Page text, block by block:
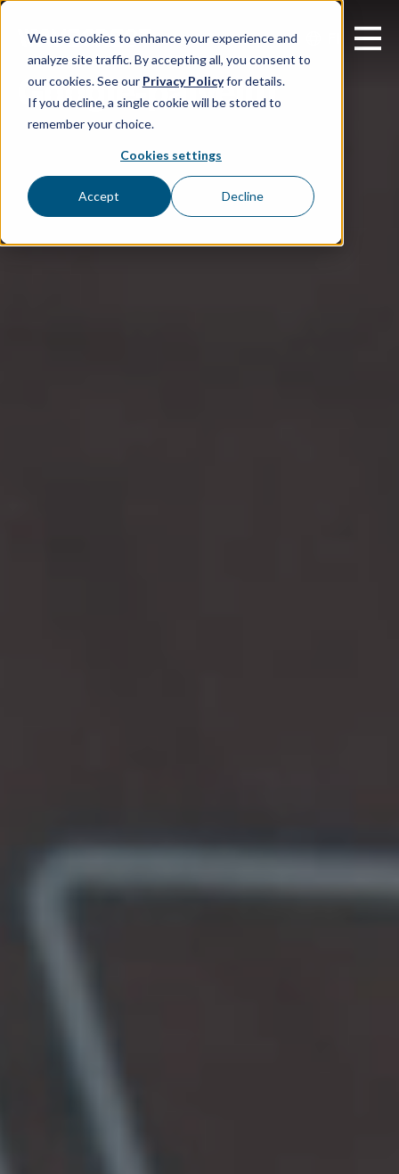
We use cookies to enhance your experience and
analyze site traffic. By accepting all, you consent to
our cookies. See our Privacy Policyfor details.
If you decline, a single cookie will be stored to
remember your choice.
Cookies settings
Accept Decline
Google-palvelut